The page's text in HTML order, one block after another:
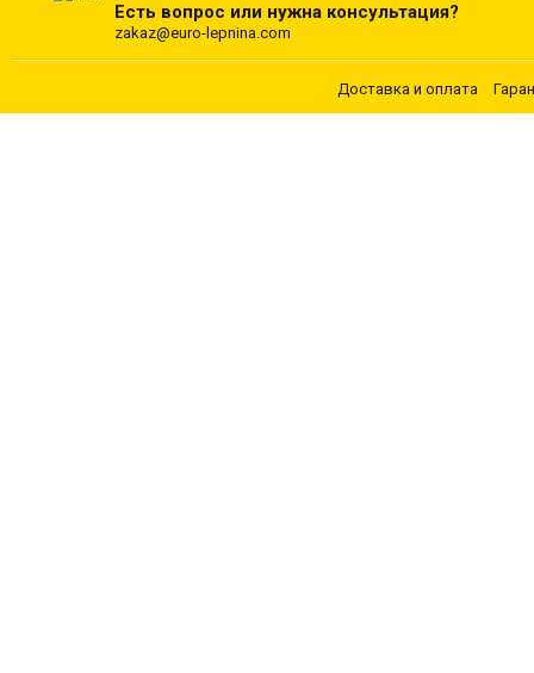
Есть вопрос или нужна консультация?
zakaz@euro-lepnina.com
Доставка и оплата